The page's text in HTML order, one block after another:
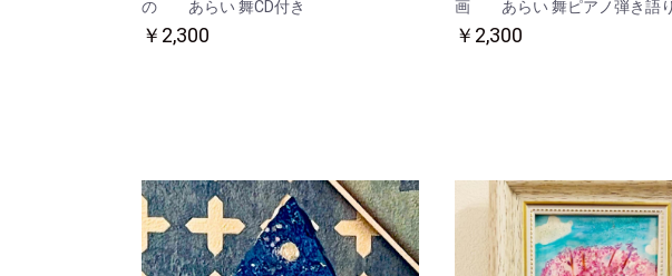
の あらい 舞CD付き
￥2,300
画 あらい 舞ピアノ弾き語り
￥2,300